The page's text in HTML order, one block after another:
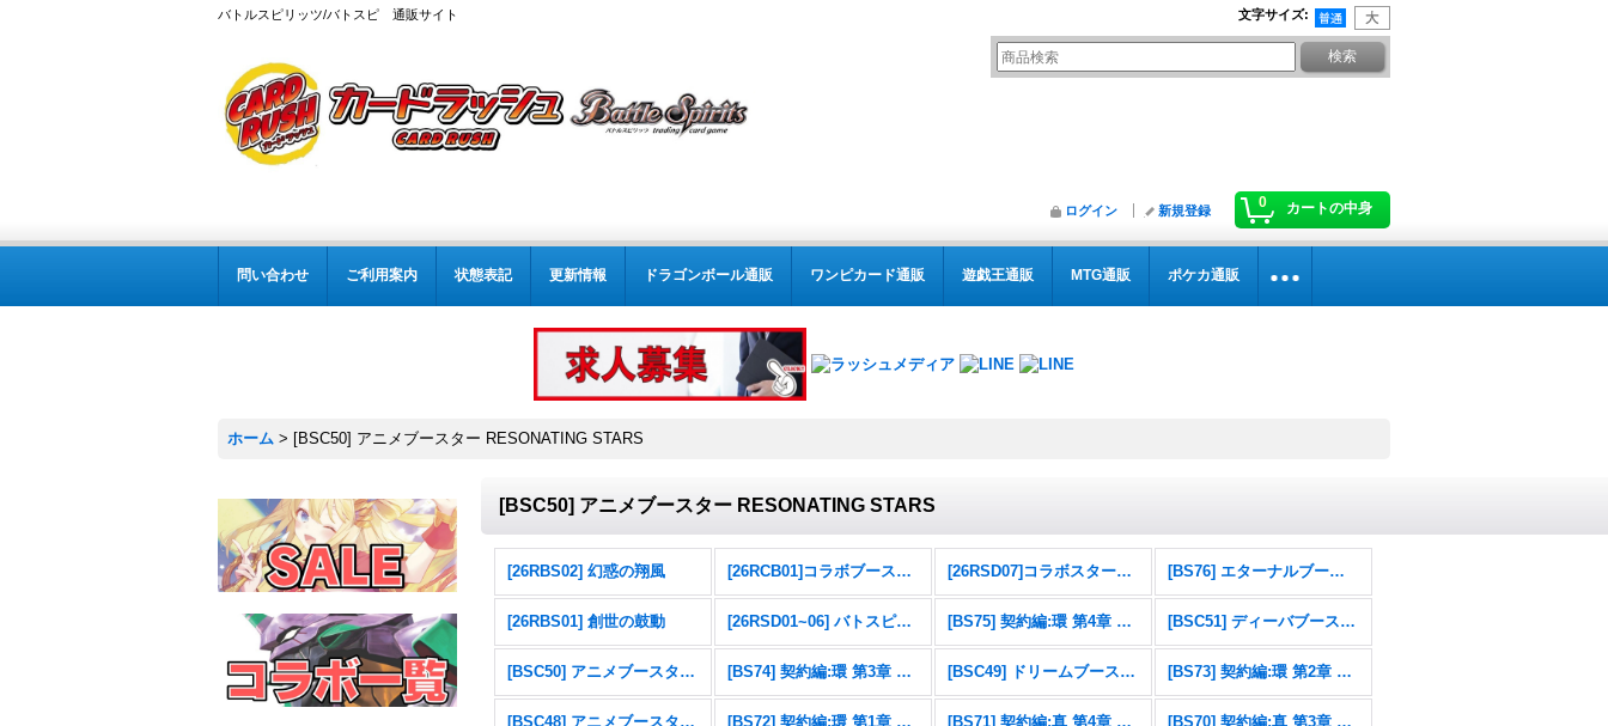
バトルスピリッツ/バトスピ 通販サイト 文字サイズ:
0 カートの中身
ログイン 新規登録
問い合わせ ご利用案内 状態表記 更新情報 ドラゴンボール通販 ワンピカード通販 遊戯王通販 MTG通販 ポケカ通販
ホーム > [BSC50] アニメブースター RESONATING STARS
[BSC50] アニメブースター RESONATING STARS
[26RBS02] 幻惑の翔風 [26RCB01]コラボブースター 仮面ライダー 運命の戦線 [26RSD07]コラボスターター 仮面ライダー AGENT OF DREAM [BS76] エターナルブースター 永皇の輝き
[26RBS01] 創世の鼓動 [26RSD01~06] バトスピエントリーデッキ [BS75] 契約編:環 第4章 英雄傑集 [BSC51] ディーバブースター メモリアルレコード
[BSC50] アニメブースター RESONATING STARS [BS74] 契約編:環 第3章 覇極来臨 [BSC49] ドリームブースター 巡る星々 [BS73] 契約編:環 第2章 天地転世
[BSC48] アニメブースター バーニングレガシー [BS72] 契約編:環 第1章 廻帰再醒 [BS71] 契約編:真 第4章 神王の帰還 [BS70] 契約編:真 第3章 全天の覇神